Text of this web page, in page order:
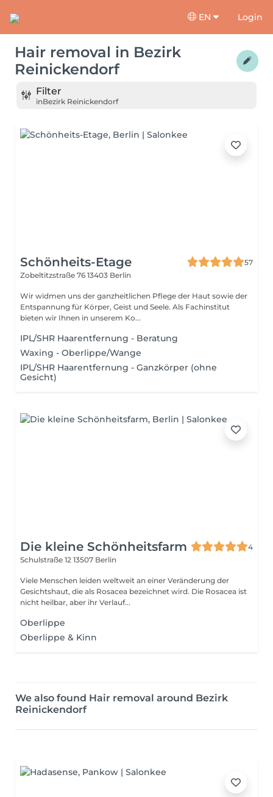
EN Login
Hair removal in Bezirk
Reinickendorf
Filter
inBezirk Reinickendorf
Schönheits-Etage
57
Zobeltitzstraße 76 13403 Berlin
Wir widmen uns der ganzheitlichen Pflege der Haut sowie der
Entspannung für Körper, Geist und Seele. Als Fachinstitut
bieten wir Ihnen in unserem Ko...
IPL/SHR Haarentfernung - Beratung
Waxing - Oberlippe/Wange
IPL/SHR Haarentfernung - Ganzkörper (ohne
Gesicht)
Die kleine Schönheitsfarm
4
Schulstraße 12 13507 Berlin
Viele Menschen leiden weltweit an einer Veränderung der
Gesichtshaut, die als Rosacea bezeichnet wird. Die Rosacea ist
nicht heilbar, aber ihr Verlauf...
Oberlippe
Oberlippe & Kinn
We also found Hair removal around Bezirk
Reinickendorf